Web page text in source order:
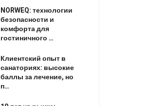
NORWEQ: технологии
безопасности и
комфорта для
гостиничного …
Клиентский опыт в
санаториях: высокие
баллы за лечение, но
п…